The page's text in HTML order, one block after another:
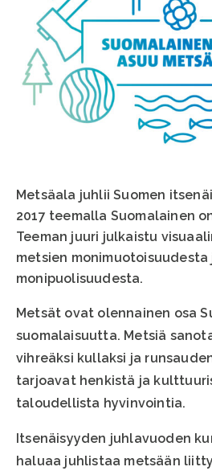
Metsäala juhlii Suomen
2017 teemalla Suomalainen
Teeman juuri julkaistu
metsien monimuotoisuudesta
monipuolisuudesta.
Metsät ovat olennainen osa
suomalaisuutta. Metsiä
vihreäksi kullaksi ja
tarjoavat henkistä ja
taloudellista hyvinvointia.
Itsenäisyyden juhlavuoden
haluaa juhlistaa metsään